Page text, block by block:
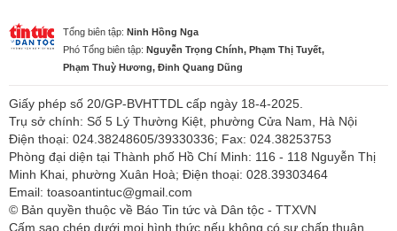
Tổng biên tập: Ninh Hồng Nga
Phó Tổng biên tập: Nguyễn Trọng Chính, Phạm Thị Tuyết,
Phạm Thuỳ Hương, Đinh Quang Dũng
Giấy phép số 20/GP-BVHTTDL cấp ngày 18-4-2025.
Trụ sở chính: Số 5 Lý Thường Kiệt, phường Cửa Nam, Hà Nội
Điện thoại: 024.38248605/39330336; Fax: 024.38253753
Phòng đại diện tại Thành phố Hồ Chí Minh: 116 - 118 Nguyễn Thị
Minh Khai, phường Xuân Hoà; Điện thoại: 028.39303464
Email: toasoantintuc@gmail.com
© Bản quyền thuộc về Báo Tin tức và Dân tộc - TTXVN
Cấm sao chép dưới mọi hình thức nếu không có sự chấp thuận